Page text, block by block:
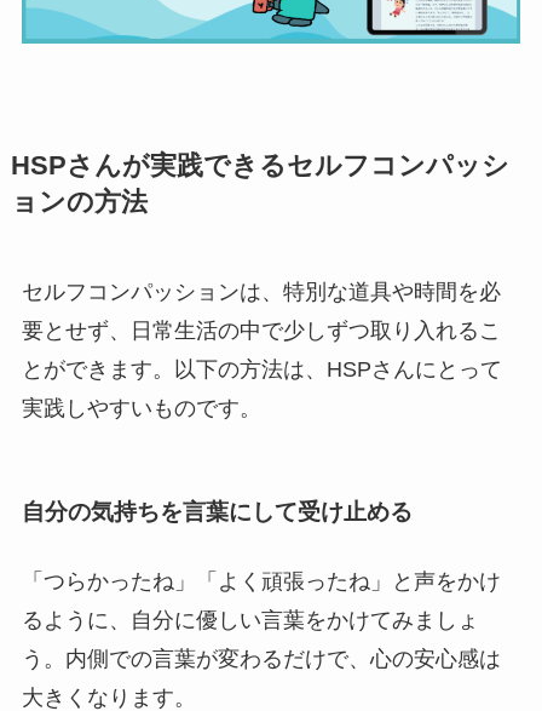
HSPさんが実践できるセルフコンパッシ
ョンの方法
セルフコンパッションは、特別な道具や時間を必
要とせず、日常生活の中で少しずつ取り入れるこ
とができます。以下の方法は、HSPさんにとって
実践しやすいものです。
自分の気持ちを言葉にして受け止める
「つらかったね」「よく頑張ったね」と声をかけ
るように、自分に優しい言葉をかけてみましょ
う。内側での言葉が変わるだけで、心の安心感は
大きくなります。